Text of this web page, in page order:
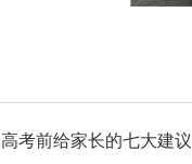
高考前给家长的七大建议